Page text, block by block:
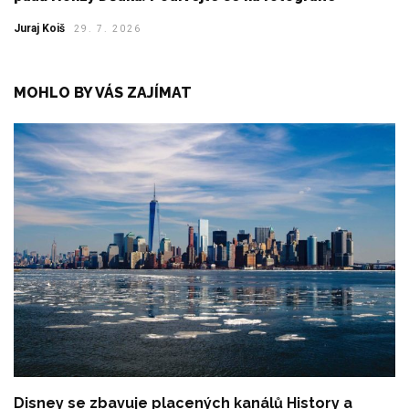
Juraj Koiš 29. 7. 2026
MOHLO BY VÁS ZAJÍMAT
Disney se zbavuje placených kanálů History a